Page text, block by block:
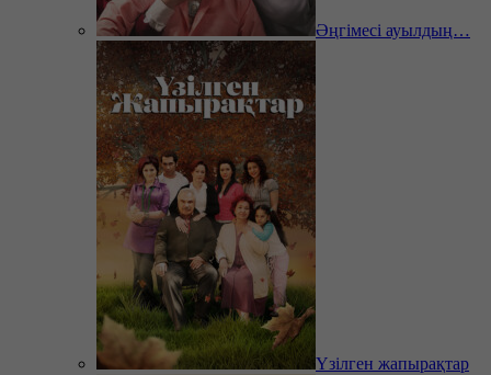
Әңгімесі ауылдың…
Үзілген жапырақтар